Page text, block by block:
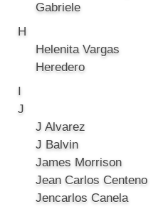
Gabriele
H
Helenita Vargas
Heredero
I
J
J Alvarez
J Balvin
James Morrison
Jean Carlos Centeno
Jencarlos Canela